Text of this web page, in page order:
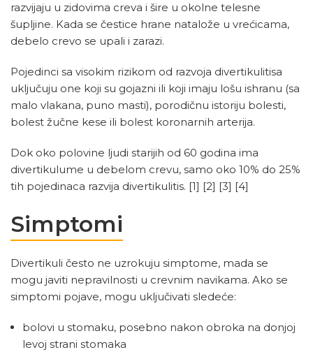
razvijaju u zidovima creva i šire u okolne telesne
šupljine. Kada se čestice hrane natalože u vrećicama,
debelo crevo se upali i zarazi.
Pojedinci sa visokim rizikom od razvoja divertikulitisa
uključuju one koji su gojazni ili koji imaju lošu ishranu (sa
malo vlakana, puno masti), porodičnu istoriju bolesti,
bolest žučne kese ili bolest koronarnih arterija.
Dok oko polovine ljudi starijih od 60 godina ima
divertikulume u debelom crevu, samo oko 10% do 25%
tih pojedinaca razvija divertikulitis. [1] [2] [3] [4]
Simptomi
Divertikuli često ne uzrokuju simptome, mada se
mogu javiti nepravilnosti u crevnim navikama. Ako se
simptomi pojave, mogu uključivati sledeće:
bolovi u stomaku, posebno nakon obroka na donjoj
levoj strani stomaka